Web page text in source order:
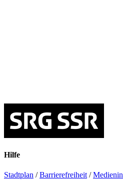
Hilfe
Stadtplan /Barrierefreiheit /